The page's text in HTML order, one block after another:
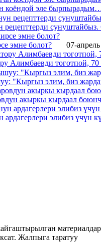
коёндой эле
рецепттерди
эмне болот? 07-
Алимбаевди тоготпой,
"Кыргыз элим, биз
акыркы кырдаал
ардагерлери элибиз үчүн
материалдар
Жалпыга таратуу